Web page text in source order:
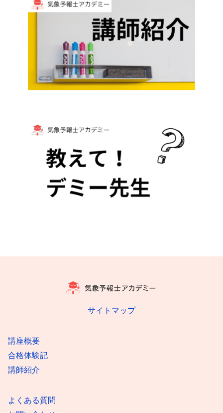
サイトマップ
講座概要
合格体験記
講師紹介
よくある質問